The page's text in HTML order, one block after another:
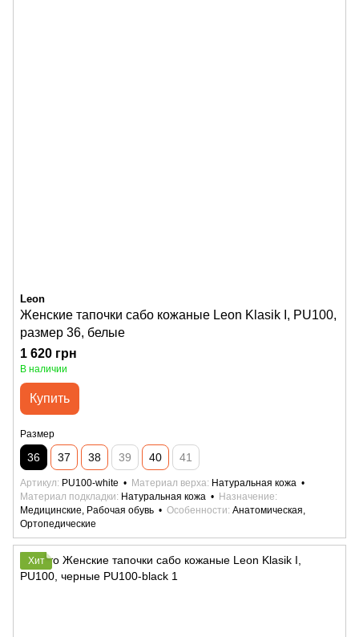
Leon
Женские тапочки сабо кожаные Leon Klasik I, PU100,
размер 36, белые
1 620 грн
В наличии
Купить
Размер
36 37 38 39 40 41
Артикул PU100-white Материал верха Натуральная кожа
Материал подкладки
Натуральная кожа
Назначение
Медицинские, Рабочая обувь
Особенности Анатомическая,
Ортопедические
Хит